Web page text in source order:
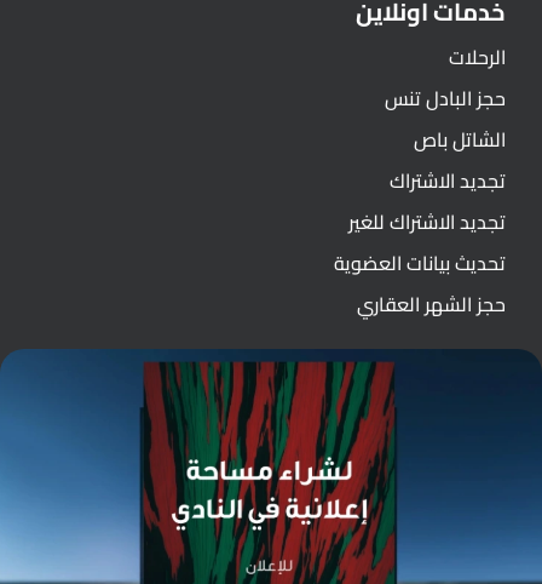
خدمات اونلاين
الرحلات
حجز البادل تنس
الشاتل باص
تجديد الاشتراك
تجديد الاشتراك للغير
تحديث بيانات العضوية
حجز الشهر العقاري